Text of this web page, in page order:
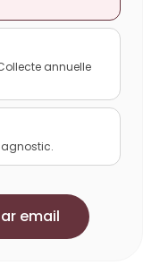
annuelle
email